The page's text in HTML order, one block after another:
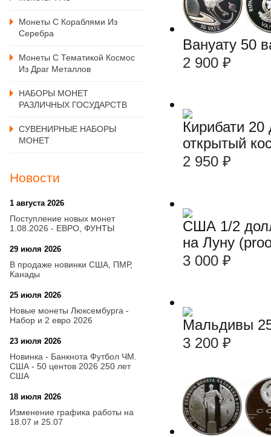
Монеты С Кораблями Из
Серебра
Монеты С Тематикой Космос
Из Драг Металлов
НАБОРЫ МОНЕТ
РАЗЛИЧНЫХ ГОСУДАРСТВ
СУВЕНИРНЫЕ НАБОРЫ
МОНЕТ
Новости
1 августа 2026
Поступление новых монет
1.08.2026 - ЕВРО, ФУНТЫ
29 июля 2026
В продаже новинки США, ПМР,
Канады
25 июля 2026
Новые монеты Люксембурга -
Набор и 2 евро 2026
23 июля 2026
Новинка - Банкнота Футбол ЧМ.
США - 50 центов 2026 250 лет
США
18 июля 2026
Изменение графика работы на
18.07 и 25.07
Вануату 50
2 900 ₽
Кирибати
открытый
2 950 ₽
США 1/2
на Луну
3 000 ₽
Мальдивы
3 200 ₽